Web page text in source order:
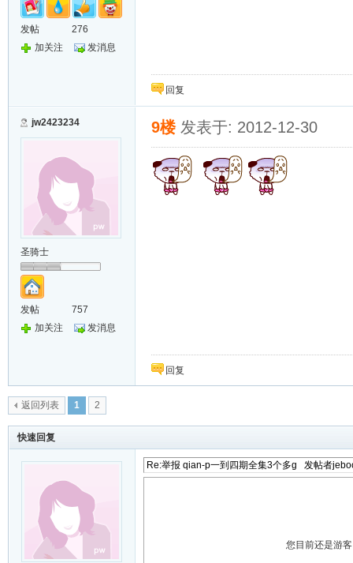
发帖
276
加关注
发消息
回复
jw2423234
圣骑士
发帖
757
加关注
发消息
9楼 发表于: 2012-12-30
回复
返回列表 1 2
快速回复
您目前还是游